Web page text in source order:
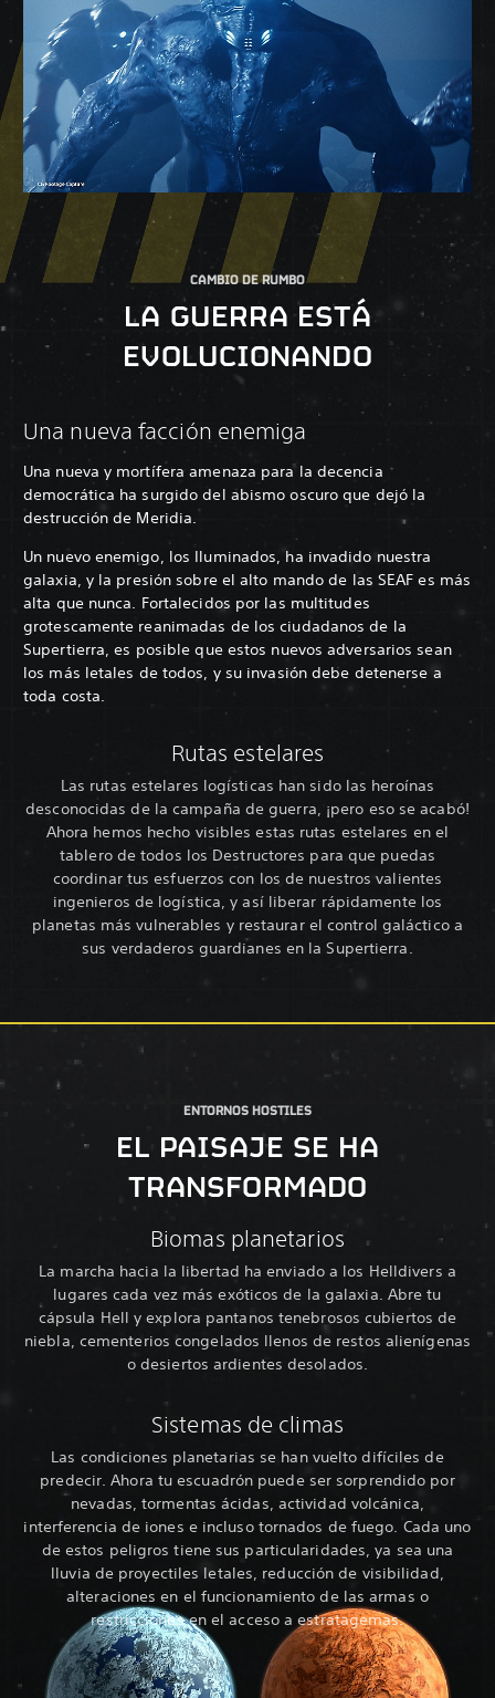
CAMBIO DE RUMBO
LA GUERRA ESTÁ
EVOLUCIONANDO
Una nueva facción enemiga
Una nueva y mortífera amenaza para la decencia
democrática ha surgido del abismo oscuro que dejó la
destrucción de Meridia.
Un nuevo enemigo, los Iluminados, ha invadido nuestra
galaxia, y la presión sobre el alto mando de las SEAF es más
alta que nunca. Fortalecidos por las multitudes
grotescamente reanimadas de los ciudadanos de la
Supertierra, es posible que estos nuevos adversarios sean
los más letales de todos, y su invasión debe detenerse a
toda costa.
Rutas estelares
Las rutas estelares logísticas han sido las heroínas
desconocidas de la campaña de guerra, ¡pero eso se acabó!
Ahora hemos hecho visibles estas rutas estelares en el
tablero de todos los Destructores para que puedas
coordinar tus esfuerzos con los de nuestros valientes
ingenieros de logística, y así liberar rápidamente los
planetas más vulnerables y restaurar el control galáctico a
sus verdaderos guardianes en la Supertierra.
ENTORNOS HOSTILES
EL PAISAJE SE HA
TRANSFORMADO
Biomas planetarios
La marcha hacia la libertad ha enviado a los Helldivers a
lugares cada vez más exóticos de la galaxia. Abre tu
cápsula Hell y explora pantanos tenebrosos cubiertos de
niebla, cementerios congelados llenos de restos alienígenas
o desiertos ardientes desolados.
Sistemas de climas
Las condiciones planetarias se han vuelto difíciles de
predecir. Ahora tu escuadrón puede ser sorprendido por
nevadas, tormentas ácidas, actividad volcánica,
interferencia de iones e incluso tornados de fuego. Cada uno
de estos peligros tiene sus particularidades, ya sea una
lluvia de proyectiles letales, reducción de visibilidad,
alteraciones en el funcionamiento de las armas o
restricciones en el acceso a estratagemas.